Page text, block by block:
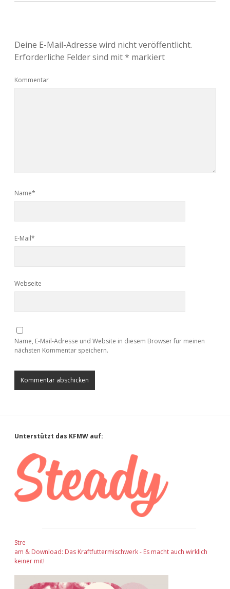
Deine E-Mail-Adresse wird nicht veröffentlicht.
Erforderliche Felder sind mit* markiert
Kommentar
Name*
E-Mail*
Webseite
Name, E-Mail-Adresse und Website in diesem Browser für meinen
nächsten Kommentar speichern.
Sidebar
Unterstützt das KFMW auf:
Stre
am & Download: Das Kraftfuttermischwerk - Es macht auch wirklich
keiner mit!